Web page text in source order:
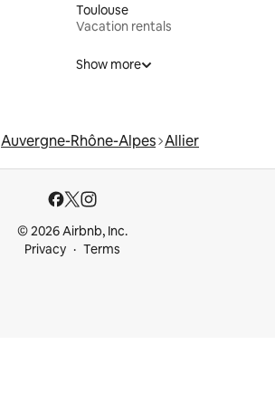
Toulouse
Vacation rentals
Show more
Auvergne-Rhône-Alpes Allier
© 2026 Airbnb, Inc.
Privacy
Terms